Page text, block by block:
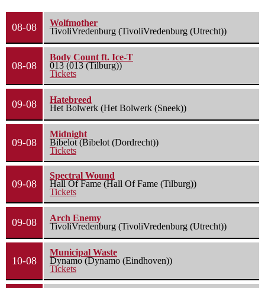
08-08
Wolfmother
TivoliVredenburg (TivoliVredenburg (Utrecht))
08-08
Body Count ft. Ice-T
013 (013 (Tilburg))
Tickets
09-08
Hatebreed
Het Bolwerk (Het Bolwerk (Sneek))
09-08
Midnight
Bibelot (Bibelot (Dordrecht))
Tickets
09-08
Spectral Wound
Hall Of Fame (Hall Of Fame (Tilburg))
Tickets
09-08
Arch Enemy
TivoliVredenburg (TivoliVredenburg (Utrecht))
10-08
Municipal Waste
Dynamo (Dynamo (Eindhoven))
Tickets